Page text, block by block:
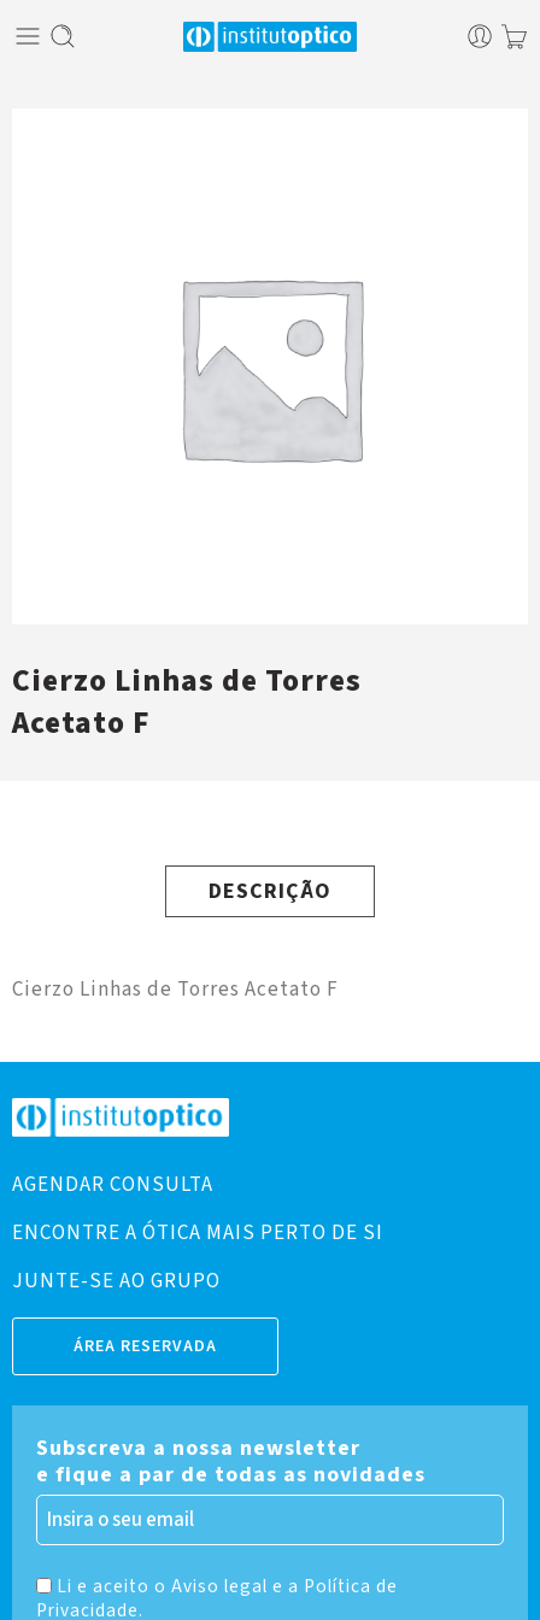
Cierzo Linhas de Torres
Acetato F
DESCRIÇÃO
Cierzo Linhas de Torres Acetato F
AGENDAR CONSULTA
ENCONTRE A ÓTICA MAIS PERTO DE SI
JUNTE-SE AO GRUPO
ÁREA RESERVADA
Subscreva a nossa newsletter
e fique a par de todas as novidades
Li e aceito o Aviso legal e a Política de
Privacidade.